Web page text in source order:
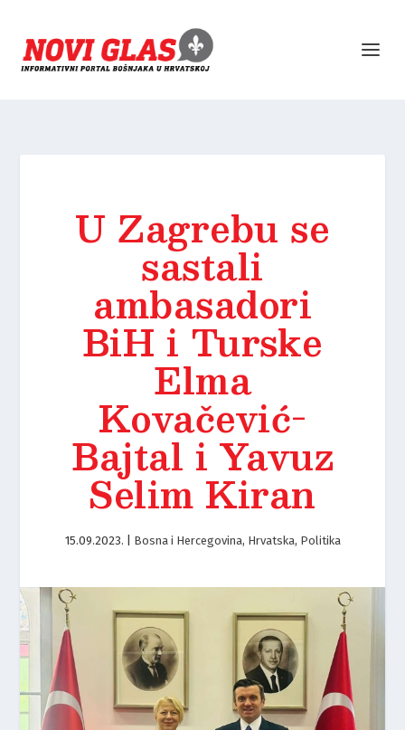
U Zagrebu se
sastali
ambasadori
BiH i Turske
Elma
Kovačević-
Bajtal i Yavuz
Selim Kiran
15.09.2023. Bosna i Hercegovina, Hrvatska, Politika